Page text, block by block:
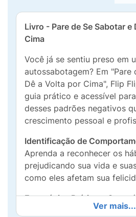
Livro - Pare de Se Sabotar e
Cima
Você já se sentiu preso em
autossabotagem? Em "Pare
Dê a Volta por Cima", Flip
guia prático e acessível
desses padrões negativos
crescimento pessoal e
Identificação de
Aprenda a reconhecer os
prejudicando sua vida e
como eles afetam sua
Estratégias Práticas:Com
eficazes, Flippen oferece
Ver mais...